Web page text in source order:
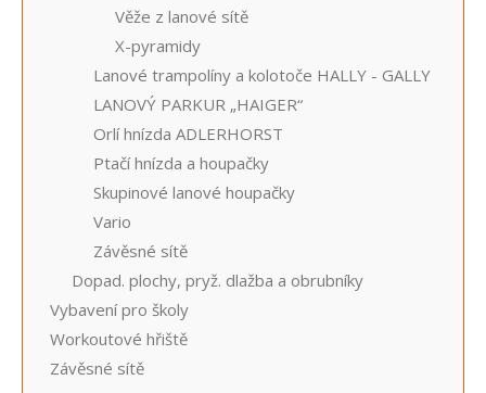
Věže z lanové sítě
X-pyramidy
Lanové trampolíny a kolotoče HALLY - GALLY
LANOVÝ PARKUR „HAIGER“
Orlí hnízda ADLERHORST
Ptačí hnízda a houpačky
Skupinové lanové houpačky
Vario
Závěsné sítě
Dopad. plochy, pryž. dlažba a obrubníky
Vybavení pro školy
Workoutové hřiště
Závěsné sítě